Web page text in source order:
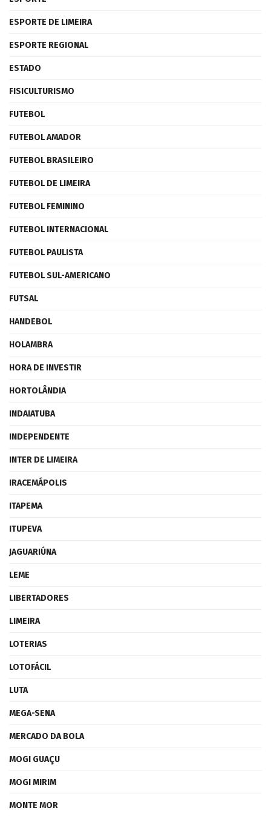
ESPORTE DE LIMEIRA
ESPORTE REGIONAL
ESTADO
FISICULTURISMO
FUTEBOL
FUTEBOL AMADOR
FUTEBOL BRASILEIRO
FUTEBOL DE LIMEIRA
FUTEBOL FEMININO
FUTEBOL INTERNACIONAL
FUTEBOL PAULISTA
FUTEBOL SUL-AMERICANO
FUTSAL
HANDEBOL
HOLAMBRA
HORA DE INVESTIR
HORTOLÂNDIA
INDAIATUBA
INDEPENDENTE
INTER DE LIMEIRA
IRACEMÁPOLIS
ITAPEMA
ITUPEVA
JAGUARIÚNA
LEME
LIBERTADORES
LIMEIRA
LOTERIAS
LOTOFÁCIL
LUTA
MEGA-SENA
MERCADO DA BOLA
MOGI GUAÇU
MOGI MIRIM
MONTE MOR